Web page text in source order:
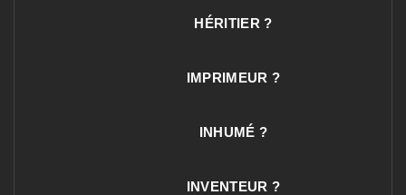
HÉRITIER ?
IMPRIMEUR ?
INHUMÉ ?
INVENTEUR ?